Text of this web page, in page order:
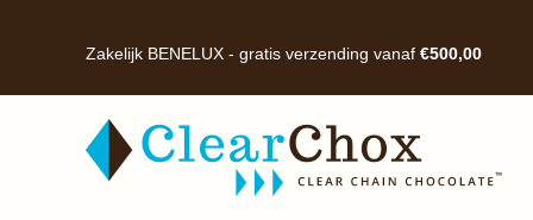
inhoud
Zakelijk BENELUX - gratis verzending vanaf €500,00